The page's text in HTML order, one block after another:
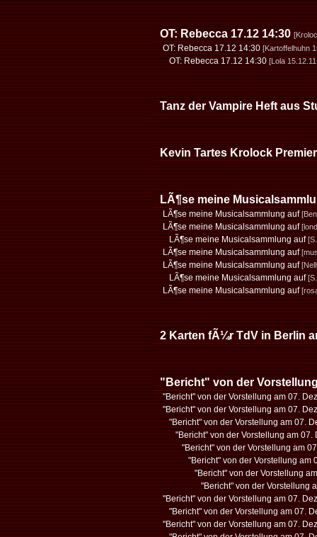
OT: Rebecca 17.12 14:30
OT: Rebecca 17.12 14:30 [Kartoffelhuhn
OT: Rebecca 17.12 14:30 [Lola
Tanz der Vampire Heft aus
Kevin Tartes Krolock
LÃ¶se meine
LÃ¶se meine Musicalsammlung auf
LÃ¶se meine Musicalsammlung auf
LÃ¶se meine Musicalsammlung auf
LÃ¶se meine Musicalsammlung auf
LÃ¶se meine Musicalsammlung auf
LÃ¶se meine Musicalsammlung auf
LÃ¶se meine Musicalsammlung auf
2 Karten fÃ¼r TdV in Berlin
"Bericht" von der
"Bericht" von der Vorstellung am 07.
"Bericht" von der Vorstellung am 07.
"Bericht" von der Vorstellung am 07.
"Bericht" von der Vorstellung am 07.
"Bericht" von der Vorstellung am
"Bericht" von der Vorstellung am
"Bericht" von der Vorstellung
"Bericht" von der Vorstellung
"Bericht" von der Vorstellung am 07.
"Bericht" von der Vorstellung am 07.
"Bericht" von der Vorstellung am 07.